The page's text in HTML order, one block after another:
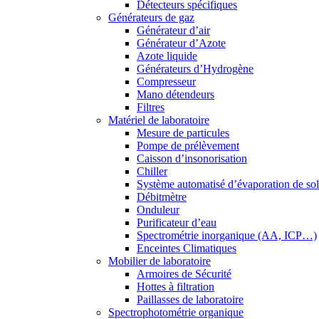
Détecteurs spécifiques
Générateurs de gaz
Générateur d’air
Générateur d’Azote
Azote liquide
Générateurs d’Hydrogène
Compresseur
Mano détendeurs
Filtres
Matériel de laboratoire
Mesure de particules
Pompe de prélèvement
Caisson d’insonorisation
Chiller
Système automatisé d’évaporation de
Débitmètre
Onduleur
Purificateur d’eau
Spectrométrie inorganique (AA, ICP…)
Enceintes Climatiques
Mobilier de laboratoire
Armoires de Sécurité
Hottes à filtration
Paillasses de laboratoire
Spectrophotométrie organique